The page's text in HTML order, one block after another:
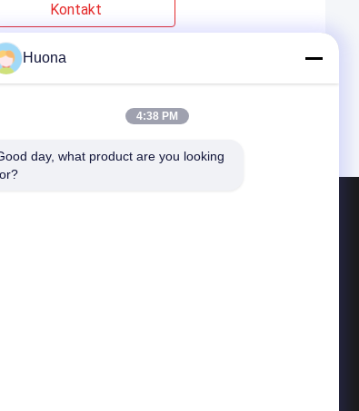
Kontakt
Huona
4:38 PM
day, what product are you looking